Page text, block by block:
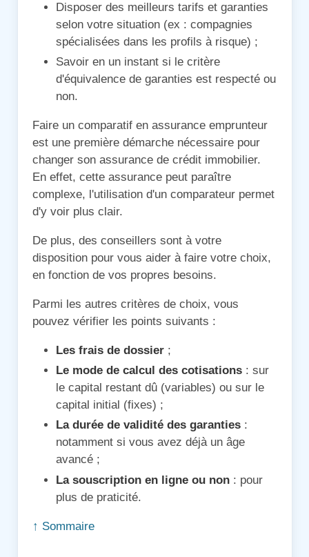
Disposer des meilleurs tarifs et garanties
selon votre situation (ex : compagnies
spécialisées dans les profils à risque) ;
Savoir en un instant si le critère
d'équivalence de garanties est respecté ou
non.
Faire un comparatif en assurance emprunteur
est une première démarche nécessaire pour
changer son assurance de crédit immobilier.
En effet, cette assurance peut paraître
complexe, l'utilisation d'un comparateur permet
d'y voir plus clair.
De plus, des conseillers sont à votre
disposition pour vous aider à faire votre choix,
en fonction de vos propres besoins.
Parmi les autres critères de choix, vous
pouvez vérifier les points suivants :
Les frais de dossier;
Le mode de calcul des cotisations: sur
le capital restant dû (variables) ou sur le
capital initial (fixes) ;
La durée de validité des garanties:
notamment si vous avez déjà un âge
avancé ;
La souscription en ligne ou non: pour
plus de praticité.
↑ Sommaire